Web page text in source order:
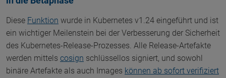
Diese Funktion wurde in Kubernetes v1.24 eingeführt und ist
ein wichtiger Meilenstein bei der Verbesserung der Sicherheit
des Kubernetes-Release-Prozesses. Alle Release-Artefakte
werden mittels cosign schlüssellos signiert, und sowohl
binäre Artefakte als auch Images können ab sofort verifiziert